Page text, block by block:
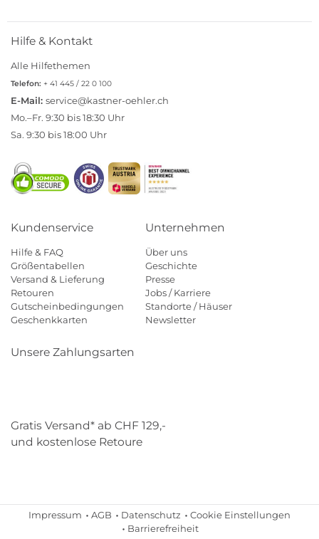
Hilfe & Kontakt
Alle Hilfethemen
Telefon: + 41 445 / 22 0 100
E-Mail: service@kastner-oehler.ch
Mo.–Fr. 9:30 bis 18:30 Uhr
Sa. 9:30 bis 18:00 Uhr
Kundenservice
Hilfe & FAQ
Größentabellen
Versand & Lieferung
Retouren
Gutscheinbedingungen
Geschenkkarten
Unternehmen
Über uns
Geschichte
Presse
Jobs / Karriere
Standorte / Häuser
Newsletter
Unsere Zahlungsarten
Gratis Versand* ab CHF 129,-
und kostenlose Retoure
Impressum AGB Datenschutz
Cookie Einstellungen
Barrierefreiheit